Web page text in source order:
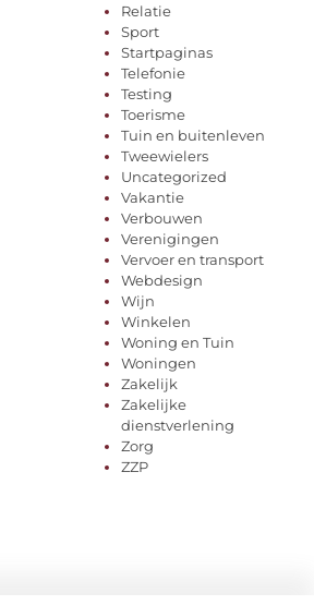
Relatie
Sport
Startpaginas
Telefonie
Testing
Toerisme
Tuin en buitenleven
Tweewielers
Uncategorized
Vakantie
Verbouwen
Verenigingen
Vervoer en transport
Webdesign
Wijn
Winkelen
Woning en Tuin
Woningen
Zakelijk
Zakelijke
dienstverlening
Zorg
ZZP